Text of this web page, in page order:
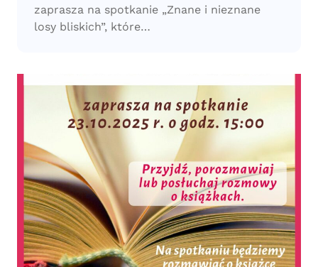
zaprasza na spotkanie „Znane i nieznane
losy bliskich”, które…